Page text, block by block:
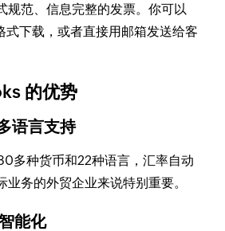
规范、信息完整的发票。你可以
式下载，或者直接用邮箱发送给客
的优势
语言支持
多种货币和22种语言，汇率自动
业务的外贸企业来说特别重要。
能化